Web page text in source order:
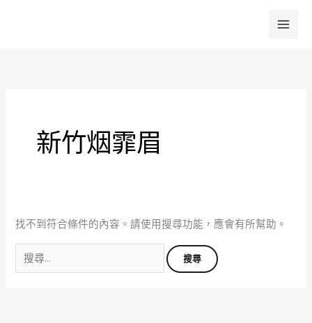
新竹烟霏眉
找不到符合條件的內容。請使用搜尋功能，應會有所幫助。